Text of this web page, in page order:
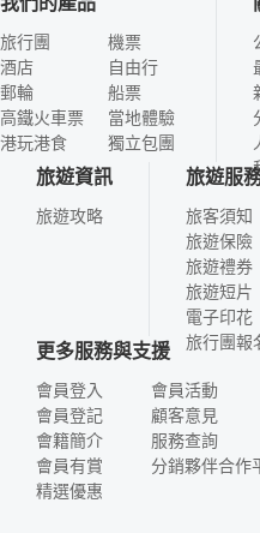
旅行團
酒店
郵輪
高鐵火車票
港玩港食
機票
自由行
船票
當地體驗
獨立包團
旅遊資訊
旅遊攻略
旅遊服
旅客須知
旅遊保險
旅遊禮券
旅遊短片
電子印花
旅行團報
更多服務與支援
會員登入
會員登記
會籍簡介
會員有賞
精選優惠
會員活動
顧客意見
服務查詢
分銷夥伴合作